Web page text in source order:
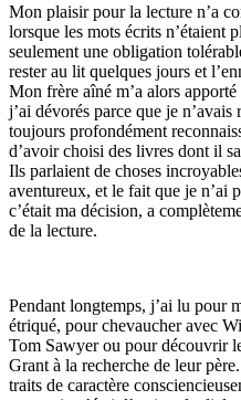
Mon plaisir pour la lecture n’a
lorsque les mots écrits n’étaient
seulement une obligation
rester au lit quelques jours et
Mon frère aîné m’a alors
j’ai dévorés parce que je
toujours profondément
d’avoir choisi des livres dont il
Ils parlaient de choses
aventureux, et le fait que je n’ai
c’était ma décision, a
de la lecture.
Pendant longtemps, j’ai lu pour
étriqué, pour chevaucher avec
Tom Sawyer ou pour découvrir
Grant à la recherche de leur
traits de caractère